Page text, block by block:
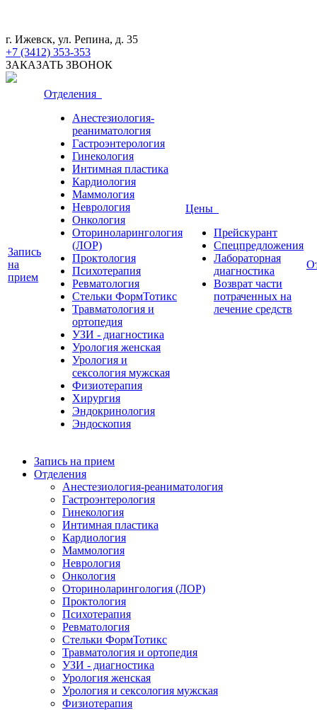
г. Ижевск, ул. Репина, д. 35
+7 (3412) 353-353
ЗАКАЗАТЬ ЗВОНОК
Запись
на
прием
Отделения
Анестезиология-
реаниматология
Гастроэнтерология
Гинекология
Интимная пластика
Кардиология
Маммология
Неврология
Онкология
Оториноларингология
(ЛОР)
Проктология
Психотерапия
Ревматология
Стельки ФормТотикс
Травматология и
ортопедия
УЗИ - диагностика
Урология женская
Урология и
сексология мужская
Физиoтepaпия
Хирургия
Эндокринология
Эндоскопия
Цены
Прейскурант
Спецпредложения
Лабораторная
диагностика
Возврат части
потраченных на
лечение средств
Запись на прием
Отделения
Анестезиология-реаниматология
Гастроэнтерология
Гинекология
Интимная пластика
Кардиология
Маммология
Неврология
Онкология
Оториноларингология (ЛОР)
Проктология
Психотерапия
Ревматология
Стельки ФормТотикс
Травматология и ортопедия
УЗИ - диагностика
Урология женская
Урология и сексология мужская
Физиoтepaпия